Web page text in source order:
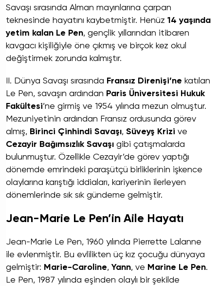
Savaşı sırasında Alman mayınlarına çarpan
teknesinde hayatını kaybetmiştir. Henüz 14 yaşında
yetim kalan Le Pen, gençlik yıllarından itibaren
kavgacı kişiliğiyle öne çıkmış ve birçok kez okul
değiştirmek zorunda kalmıştır.
II. Dünya Savaşı sırasında Fransız Direnişi’ne katılan
Le Pen, savaşın ardından Paris Üniversitesi Hukuk
Fakültesi’ne girmiş ve 1954 yılında mezun olmuştur.
Mezuniyetinin ardından Fransız ordusunda görev
almış, Birinci Çinhindi Savaşı, Süveyş Krizi ve
Cezayir Bağımsızlık Savaşı gibi çatışmalarda
bulunmuştur. Özellikle Cezayir’de görev yaptığı
dönemde emrindeki paraşütçü birliklerinin işkence
olaylarına karıştığı iddiaları, kariyerinin ilerleyen
dönemlerinde sık sık gündeme gelmiştir.
Jean-Marie Le Pen’in Aile Hayatı
Jean-Marie Le Pen, 1960 yılında Pierrette Lalanne
ile evlenmiştir. Bu evlilikten üç kız çocuğu dünyaya
gelmiştir: Marie-Caroline, Yann, ve Marine Le Pen.
Le Pen, 1987 yılında eşinden olaylı bir şekilde